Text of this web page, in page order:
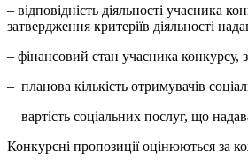
– відповідність діяльності учасника
затвердження критеріїв діяльності
– фінансовий стан учасника конкурсу,
– планова кількість отримувачів
– вартість соціальних послуг, що
Конкурсні пропозиції оцінюються за